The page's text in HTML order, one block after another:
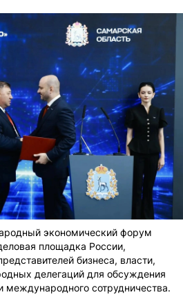
экономический форум
площадка России,
бизнеса, власти,
делегаций для обсуждения
международного сотрудничества.